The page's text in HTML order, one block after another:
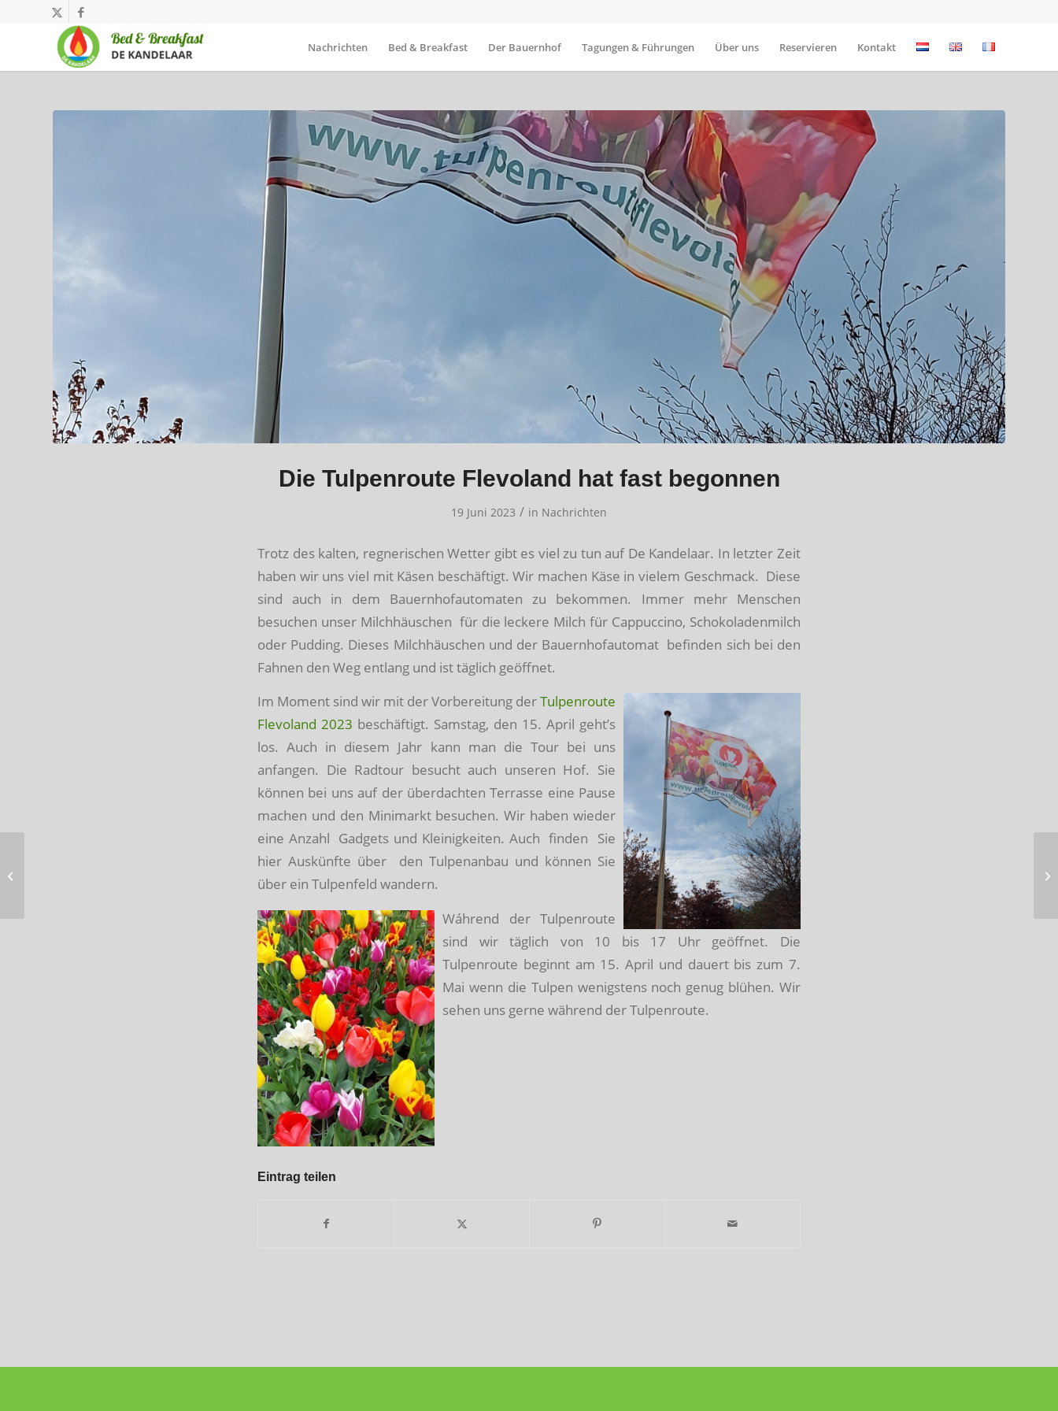
Nachrichten Bed & Breakfast Der Bauernhof Tagungen & Führungen Über uns Reservieren Kontakt
Die Tulpenroute Flevoland hat fast begonnen
19 Juni 2023 / in Nachrichten
Trotz des kalten, regnerischen Wetter gibt es viel zu tun auf De Kandelaar. In letzter Zeit
haben wir uns viel mit Käsen beschäftigt. Wir machen Käse in vielem Geschmack. Diese
sind auch in dem Bauernhofautomaten zu bekommen. Immer mehr Menschen
besuchen unser Milchhäuschen für die leckere Milch für Cappuccino, Schokoladenmilch
oder Pudding. Dieses Milchhäuschen und der Bauernhofautomat befinden sich bei den
Fahnen den Weg entlang und ist täglich geöffnet.
Im Moment sind wir mit der Vorbereitung derTulpenroute
Flevoland 2023 beschäftigt. Samstag, den 15. April geht’s
los. Auch in diesem Jahr kann man die Tour bei uns
anfangen. Die Radtour besucht auch unseren Hof. Sie
können bei uns auf der überdachten Terrasse eine Pause
machen und den Minimarkt besuchen. Wir haben wieder
eine Anzahl Gadgets und Kleinigkeiten. Auch finden Sie
hier Auskünfte über den Tulpenanbau und können Sie
über ein Tulpenfeld wandern.
Wáhrend der Tulpenroute
sind wir täglich von 10 bis 17 Uhr geöffnet. Die
Tulpenroute beginnt am 15. April und dauert bis zum 7.
Mai wenn die Tulpen wenigstens noch genug blühen. Wir
sehen uns gerne während der Tulpenroute.
Eintrag teilen